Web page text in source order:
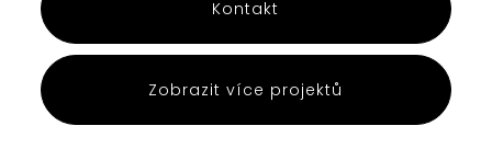
Kontakt
Zobrazit více projektů